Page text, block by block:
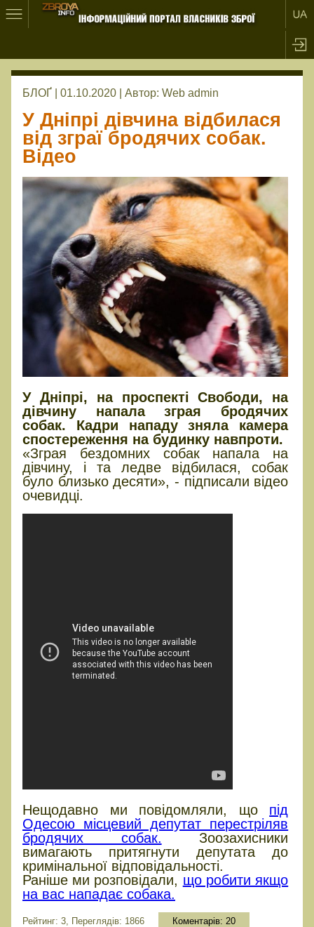
БЛОҐ | 01.10.2020 | Автор: Web admin
У Дніпрі дівчина відбилася
від зграї бродячих собак.
Відео
У Дніпрі, на проспекті Свободи, на
дівчину напала зграя бродячих
собак. Кадри нападу зняла камера
спостереження на будинку навпроти.
«Зграя бездомних собак напала на
дівчину, і та ледве відбилася, собак
було близько десяти», - підписали відео
очевидці.
Нещодавно ми повідомляли, що під
Одесою місцевий депутат перестріляв
бродячих собак. Зоозахисники
вимагають притягнути депутата до
кримінальної відповідальності.
Раніше ми розповідали, що робити якщо
на вас нападає собака.
Рейтинг: 3, Переглядів: 1866 Коментарів: 20